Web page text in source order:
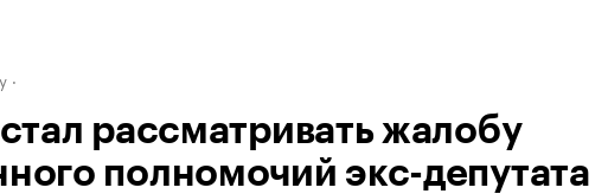
рассматривать жалобу
полномочий экс-депутата